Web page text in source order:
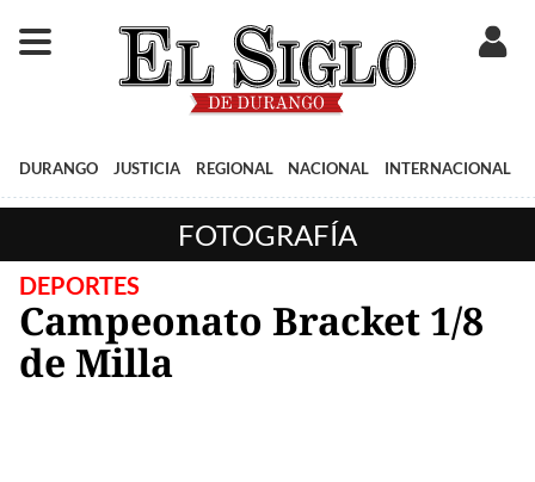
DURANGO JUSTICIA REGIONAL NACIONAL INTERNACIONAL
FOTOGRAFÍA
DEPORTES
Campeonato Bracket 1/8
de Milla